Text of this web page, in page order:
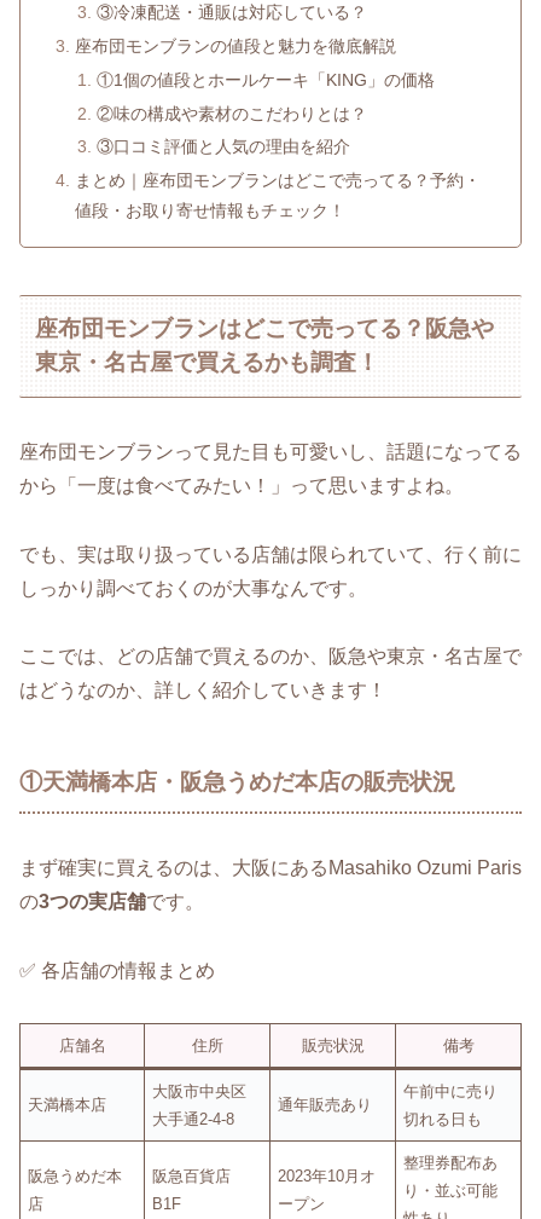
③冷凍配送・通販は対応している？
座布団モンブランの値段と魅力を徹底解説
①1個の値段とホールケーキ「KING」の価格
②味の構成や素材のこだわりとは？
③口コミ評価と人気の理由を紹介
まとめ｜座布団モンブランはどこで売ってる？予約・
値段・お取り寄せ情報もチェック！
座布団モンブランはどこで売ってる？阪急や
東京・名古屋で買えるかも調査！
座布団モンブランって見た目も可愛いし、話題になってる
から「一度は食べてみたい！」って思いますよね。
でも、実は取り扱っている店舗は限られていて、行く前に
しっかり調べておくのが大事なんです。
ここでは、どの店舗で買えるのか、阪急や東京・名古屋で
はどうなのか、詳しく紹介していきます！
①天満橋本店・阪急うめだ本店の販売状況
まず確実に買えるのは、大阪にあるMasahiko Ozumi Paris
の3つの実店舗です。
✅ 各店舗の情報まとめ
店舗名 住所 販売状況 備考
天満橋本店
大阪市中央区
大手通2-4-8
通年販売あり
午前中に売り
切れる日も
阪急うめだ本
店
阪急百貨店
B1F
2023年10月オ
ープン
整理券配布あ
り・並ぶ可能